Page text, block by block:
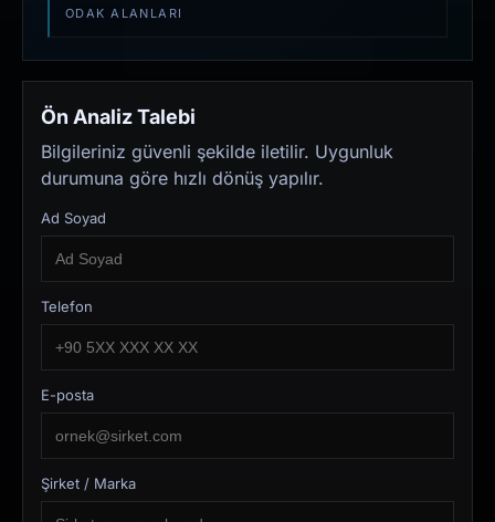
ODAK ALANLARI
Ön Analiz Talebi
Bilgileriniz güvenli şekilde iletilir. Uygunluk
durumuna göre hızlı dönüş yapılır.
Ad Soyad
Telefon
E-posta
Şirket / Marka